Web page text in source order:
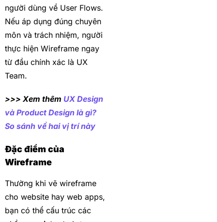
người dùng về User Flows.
Nếu áp dụng đúng chuyên
môn và trách nhiệm, người
thực hiện Wireframe ngay
từ đầu chính xác là UX
Team.
>>> Xem thêm UX Design
và Product Design là gì?
So sánh về hai vị trí này
Đặc điểm của
Wireframe
Thường khi vẽ wireframe
cho website hay web apps,
bạn có thể cấu trúc các